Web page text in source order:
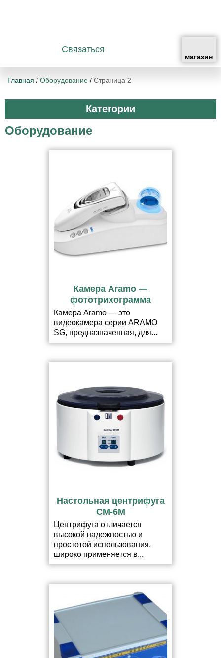
Связаться
Главная / Оборудование / Страница 2
Категории
Оборудование
Камера Aramo —
фототрихограмма
Камера Aramo — это
видеокамера серии ARAMO
SG, предназначенная, для...
Настольная центрифуга
CM-6M
Центрифуга отличается
высокой надежностью и
простотой использования,
широко применяется в...